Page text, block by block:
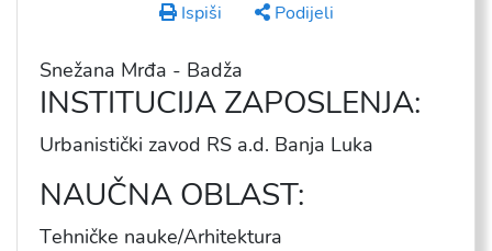
Ispiši Podijeli
Snežana Mrđa - Badža
INSTITUCIJA ZAPOSLENJA:
Urbanistički zavod RS a.d. Banja Luka
NAUČNA OBLAST:
Тehničke nauke/Arhitektura